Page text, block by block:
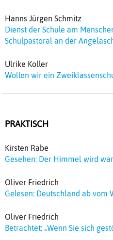
Hanns Jürgen Schmitz
Dienst der Schule am
Schulpastoral an der
Ulrike Koller
Wollen wir ein
PRAKTISCH
Kirsten Rabe
Gesehen: Der Himmel wird
Oliver Friedrich
Gelesen: Deutschland ab vom
Oliver Friedrich
Betrachtet: „Wenn Sie sich